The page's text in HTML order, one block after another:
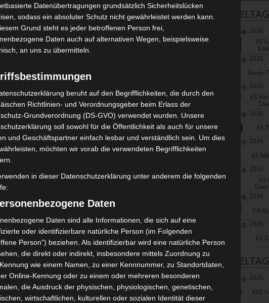
(EST)
1 0 0 0 (0)
A Ergebnis
A
0:1
22 Aug. 2026
PS
22 Aug. 2026
Stade
22 Aug. 2026
ES
22 Aug. 2026
ES
22 Aug. 2026
ES
22 Aug. 2026
US
22 Aug. 2026
CA
22 Aug. 2026
ES
29 Aug. 2026
ESS
Datenübertragungen grundsätzlich Sicherheitslücken
sodass ein absoluter Schutz nicht gewährleistet werden kann.
Grund steht es jeder betroffenen Person frei,
Daten auch auf alternativen Wegen, beispielsweise
an uns zu übermitteln.
beruht auf den Begrifflichkeiten, die durch den
Richtlinien- und Verordnungsgeber beim Erlass der
Grundverordnung (DS-GVO) verwendet wurden. Unsere
soll sowohl für die Öffentlichkeit als auch für unsere
und Geschäftspartner einfach lesbar und verständlich sein. Um dies
möchten wir vorab die verwendeten Begrifflichkeiten
in dieser Datenschutzerklärung unter anderem die folgenden
Daten
Daten sind alle Informationen, die sich auf eine
oder identifizierbare natürliche Person (im Folgenden
Person") beziehen. Als identifizierbar wird eine natürliche Person
die direkt oder indirekt, insbesondere mittels Zuordnung zu
wie einem Namen, zu einer Kennnummer, zu Standortdaten,
Online-Kennung oder zu einem oder mehreren besonderen
die Ausdruck der physischen, physiologischen, genetischen,
wirtschaftlichen, kulturellen oder sozialen Identität dieser